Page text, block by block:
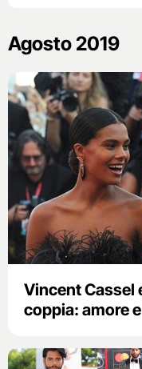
Agosto 2019
Vincent Cassel
coppia: amore